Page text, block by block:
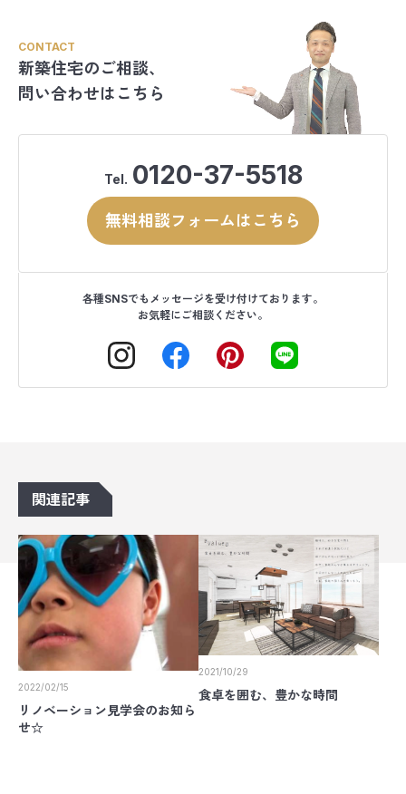
CONTACT
新築住宅のご相談、
問い合わせはこちら
Tel. 0120-37-5518
無料相談フォームはこちら
各種SNSでもメッセージを受け付けております。
お気軽にご相談ください。
関連記事
2022/02/15
リノベーション見学会のお知ら
せ☆
2021/10/29
食卓を囲む、豊かな時間